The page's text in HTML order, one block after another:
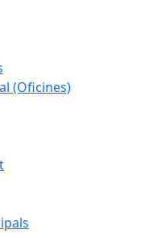
(Oficines)